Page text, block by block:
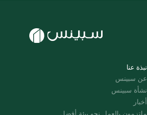
نبذة عنا
عن سبينس
نشأة سبينس
أخبار